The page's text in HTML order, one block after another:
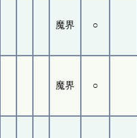
魔界 ○
魔界 ○